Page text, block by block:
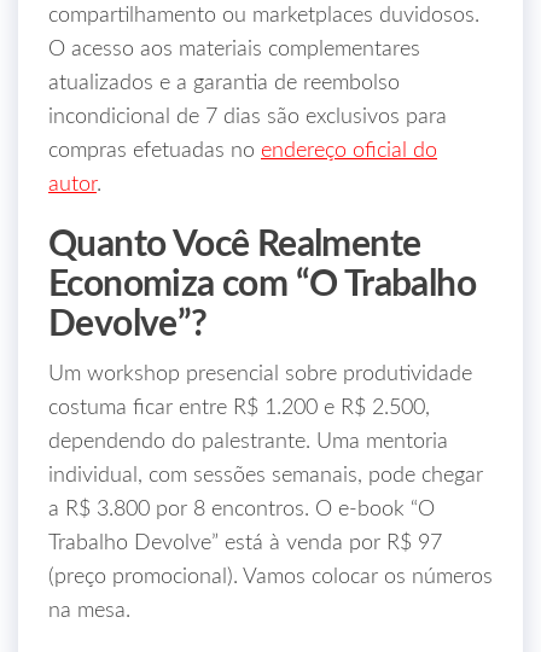
compartilhamento ou marketplaces duvidosos.
O acesso aos materiais complementares
atualizados e a garantia de reembolso
incondicional de 7 dias são exclusivos para
compras efetuadas no endereço oficial do
autor.
Quanto Você Realmente
Economiza com “O Trabalho
Devolve”?
Um workshop presencial sobre produtividade
costuma ficar entre R$ 1.200 e R$ 2.500,
dependendo do palestrante. Uma mentoria
individual, com sessões semanais, pode chegar
a R$ 3.800 por 8 encontros. O e‑book “O
Trabalho Devolve” está à venda por R$ 97
(preço promocional). Vamos colocar os números
na mesa.